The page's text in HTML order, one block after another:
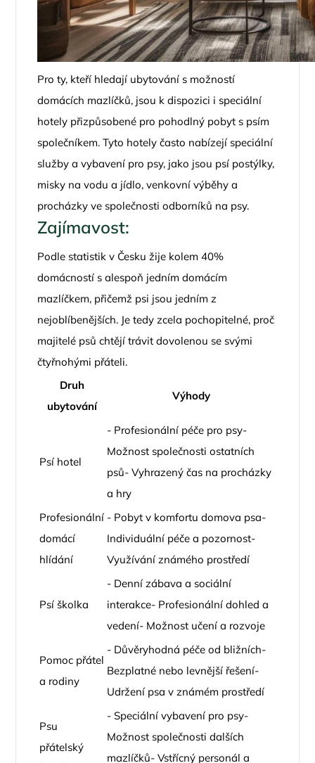
Pro ty, kteří hledají ubytování s možností
domácích mazlíčků, jsou k dispozici i speciální
hotely přizpůsobené pro pohodlný pobyt s psím
společníkem. Tyto hotely často nabízejí speciální
služby a vybavení pro psy, jako jsou psí postýlky,
misky na vodu a jídlo, venkovní výběhy a
procházky ve společnosti odborníků na psy.
Zajímavost:
Podle statistik v Česku žije kolem 40%
domácností s alespoň jedním domácím
mazlíčkem, přičemž psi jsou jedním z
nejoblíbenějších. Je tedy zcela pochopitelné, proč
majitelé psů chtějí trávit dovolenou se svými
čtyřnohými přáteli.
Druh
ubytování
Výhody
Psí hotel
- Profesionální péče pro psy-
Možnost společnosti ostatních
psů- Vyhrazený čas na procházky
a hry
Profesionální
domácí
hlídání
- Pobyt v komfortu domova psa-
Individuální péče a pozornost-
Využívání známého prostředí
Psí školka
- Denní zábava a sociální
interakce- Profesionální dohled a
vedení- Možnost učení a rozvoje
Pomoc přátel
a rodiny
- Důvěryhodná péče od bližních-
Bezplatné nebo levnější řešení-
Udržení psa v známém prostředí
Psu
přátelský
- Speciální vybavení pro psy-
Možnost společnosti dalších
mazlíčků- Vstřícný personál a